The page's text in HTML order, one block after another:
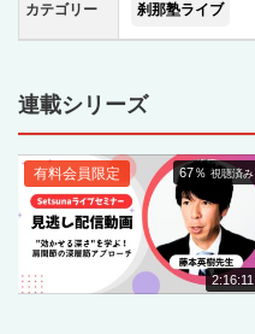
カテゴリー 刹那塾ライブ
連載シリーズ
2:16:11
67％視聴済み
有料会員限定